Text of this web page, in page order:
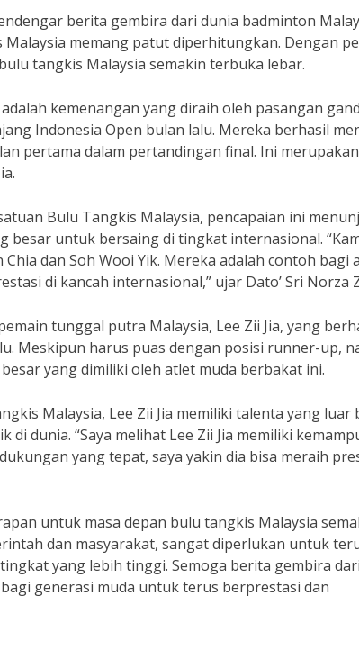
berita gembira dari dunia badminton
memang patut diperhitungkan. Dengan
tangkis Malaysia semakin terbuka lebar.
kemenangan yang diraih oleh pasangan
Indonesia Open bulan lalu. Mereka berhasil
pertama dalam pertandingan final. Ini
Bulu Tangkis Malaysia, pencapaian ini
besar untuk bersaing di tingkat internasional.
dan Soh Wooi Yik. Mereka adalah contoh bagi
di kancah internasional,” ujar Dato’ Sri Norza
tunggal putra Malaysia, Lee Zii Jia, yang
Meskipun harus puas dengan posisi runner-up,
yang dimiliki oleh atlet muda berbakat ini.
Malaysia, Lee Zii Jia memiliki talenta yang luar
dunia. “Saya melihat Lee Zii Jia memiliki
yang tepat, saya yakin dia bisa meraih
untuk masa depan bulu tangkis Malaysia
dan masyarakat, sangat diperlukan untuk
yang lebih tinggi. Semoga berita gembira
generasi muda untuk terus berprestasi dan